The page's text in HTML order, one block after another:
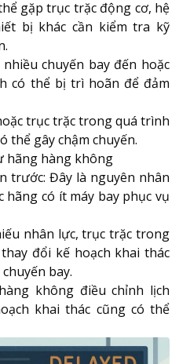
gặp trục trặc động cơ, hệ
bị khác cần kiểm tra kỹ
chuyến bay đến hoặc
có thể bị trì hoãn để đảm
trục trặc trong quá trình
thể gây chậm chuyến.
hãng hàng không
trước: Đây là nguyên nhân
có ít máy bay phục vụ
nhân lực, trục trặc trong
đổi kế hoạch khai thác
bay.
không điều chỉnh lịch
khai thác cũng có thể